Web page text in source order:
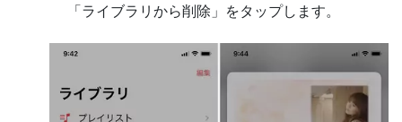
「ライブラリから削除」をタップします。